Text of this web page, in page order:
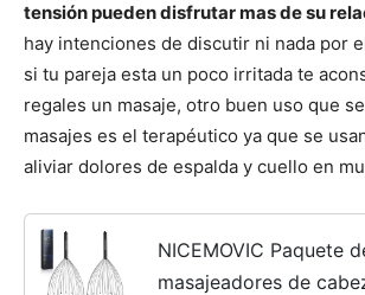
tensión pueden disfrutar mas de su
hay intenciones de discutir ni nada por
si tu pareja esta un poco irritada te
regales un masaje, otro buen uso que
masajes es el terapéutico ya que se
aliviar dolores de espalda y cuello en
NICEMOVIC Paquete
masajeadores de